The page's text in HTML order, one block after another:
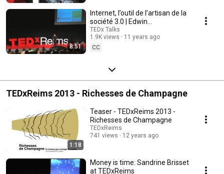
8:51
Internet, l’outil de l’artisan de la
société 3.0 | Edwin
Mootoosamy | TEDxReims
TEDx Talks
1.9K views
11 years ago
CC
TEDxReims 2013 - Richesses de Champagne
1:18
Teaser - TEDxReims 2013 -
Richesses de Champagne
TEDxReims
741 views
12 years ago
Money is time: Sandrine Brisset
at TEDxReims